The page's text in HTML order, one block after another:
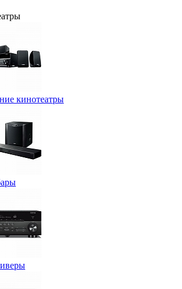
кинотеатры